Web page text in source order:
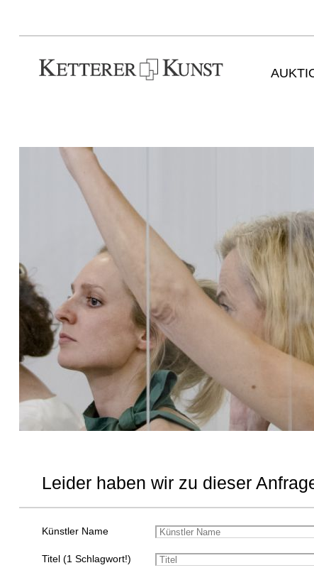
Leider haben wir zu dieser
Künstler Name
Titel (1 Schlagwort!)